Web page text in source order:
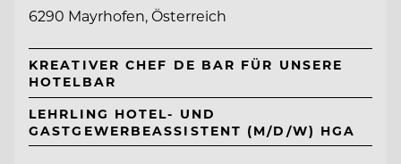
6290 Mayrhofen, Österreich
KREATIVER CHEF DE BAR FÜR UNSERE
HOTELBAR
LEHRLING HOTEL- UND
GASTGEWERBEASSISTENT (M/D/W) HGA